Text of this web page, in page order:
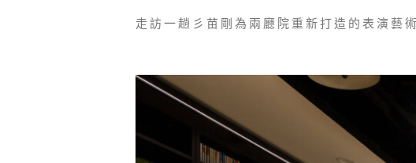
走訪一趟彡苗剛為兩廳院重新打造的表演藝